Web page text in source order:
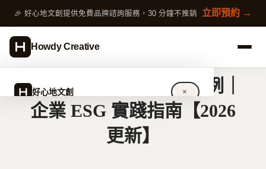
🎉 好心地文創提供免費品牌諮詢服務，30 分鐘不推銷 立即預約 →
Howdy Creative
好心地文創 ✕
台灣 SDGS 永續設計案例｜
企業 ESG 實踐指南【2026
更新】